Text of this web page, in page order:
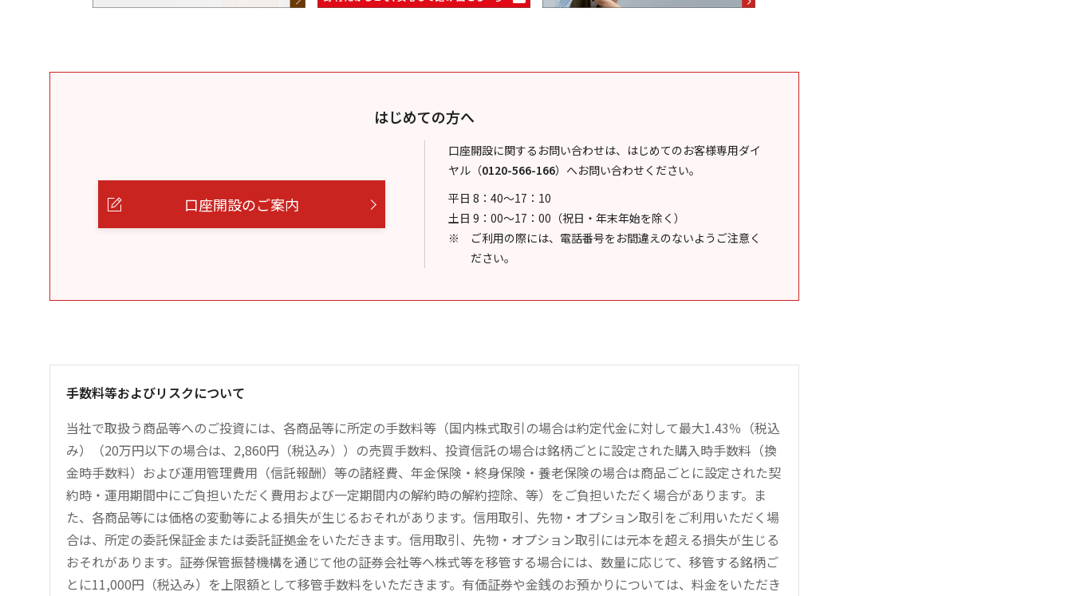
はじめての方へ
口座開設のご案内
口座開設に関するお問い合わせは、はじめてのお客様専用ダイ
ヤル （0120-566-166） へお問い合わせください。
平日 8：40～17：10
土日 9：00～17：00（祝日・年末年始を除く）
ご利用の際には、電話番号をお間違えのないようご注意く
ださい。
手数料等およびリスクについて
当社で取扱う商品等へのご投資には、各商品等に所定の手数料等（国内株式取引の場合は約定代金に対して最大1.43％（税込
み）（20万円以下の場合は、2,860円（税込み））の売買手数料、投資信託の場合は銘柄ごとに設定された購入時手数料（換
金時手数料）および運用管理費用（信託報酬）等の諸経費、年金保険・終身保険・養老保険の場合は商品ごとに設定された契
約時・運用期間中にご負担いただく費用および一定期間内の解約時の解約控除、等）をご負担いただく場合があります。ま
た、各商品等には価格の変動等による損失が生じるおそれがあります。信用取引、先物・オプション取引をご利用いただく場
合は、所定の委託保証金または委託証拠金をいただきます。信用取引、先物・オプション取引には元本を超える損失が生じる
おそれがあります。証券保管振替機構を通じて他の証券会社等へ株式等を移管する場合には、数量に応じて、移管する銘柄ご
とに11,000円（税込み）を上限額として移管手数料をいただきます。有価証券や金銭のお預かりについては、料金をいただき